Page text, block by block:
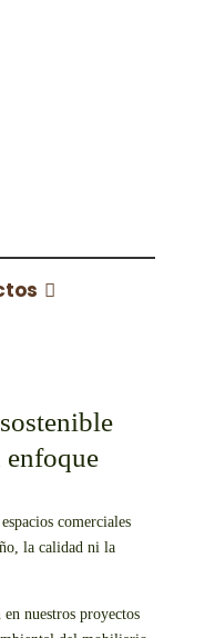
comerciales
la calidad ni la
nuestros proyectos